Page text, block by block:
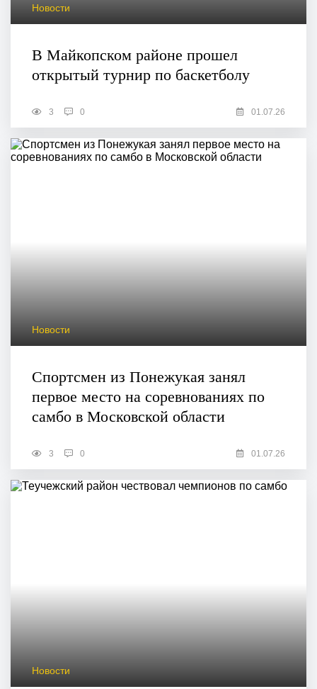
Новости
В Майкопском районе прошел
открытый турнир по баскетболу
3 0 01.07.26
Новости
Спортсмен из Понежукая занял
первое место на соревнованиях по
самбо в Московской области
3 0 01.07.26
Новости